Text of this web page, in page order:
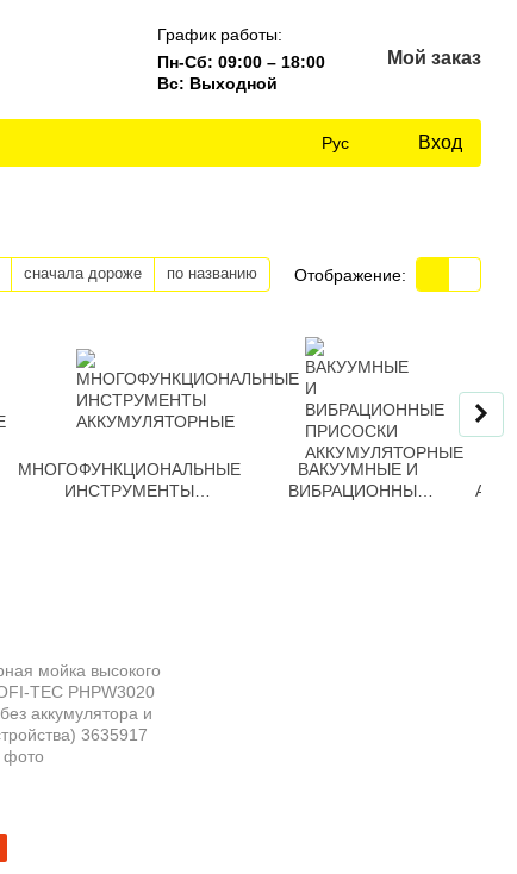
График работы:
Пн-Сб: 09:00 – 18:00
Вс: Выходной
Мой заказ
Рус Вход
сначала дороже по названию Отображение:
МНОГОФУНКЦИОНАЛЬНЫЕ
ИНСТРУМЕНТЫ
ВАКУУМНЫЕ И
ВИБРАЦИОННЫЕ